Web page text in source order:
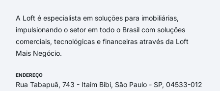
A Loft é especialista em soluções para imobiliárias,
impulsionando o setor em todo o Brasil com soluções
comerciais, tecnológicas e financeiras através da Loft
Mais Negócio.
ENDEREÇO
Rua Tabapuã, 743 - Itaim Bibi, São Paulo - SP, 04533-012